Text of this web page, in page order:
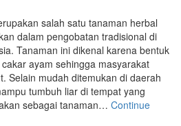
salah satu tanaman herbal
dalam pengobatan tradisional di
Tanaman ini dikenal karena bentuk
ayam sehingga masyarakat
Selain mudah ditemukan di daerah
tumbuh liar di tempat yang
sebagai tanaman… Continue